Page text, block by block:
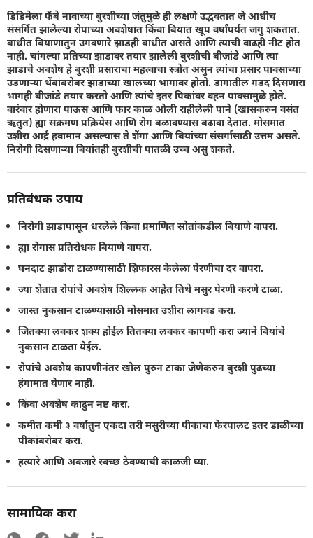
डिडिमेला फॅबे नावाच्या बुरशीच्या जंतुमुळे ही लक्षणे उद्भवतात जे आधीच
संसर्गित झालेल्या रोपाच्या अवशेषात किंवा बियात खूप वर्षांपर्यंत जगु शकतात.
बाधीत बियाणातुन उगवणारे झाडही बाधीत असते आणि त्याची वाढही नीट होत
नाही. चांगल्या प्रतिच्या झाडावर तयार झालेली बुरशीची बीजांडे आणि त्या
झाडाचे अवशेष हे बुरशी प्रसाराचा महत्वाचा स्त्रोत असुन त्यांचा प्रसार पावसाच्या
उडणार्‍या थेंबांबरोबर झाडाच्या खालच्या भागावर होतो. डागातील गडद दिसणारा
भागही बीजांडे तयार करतो आणि त्यांचे इतर पिकांवर वहन पावसामुळे होते.
वारंवार होणारा पाऊस आणि फार काळ ओली राहीलेली पाने (खासकरुन वसंत
ऋतुत) ह्या संक्रमण प्रक्रियेस आणि रोग बळावण्यास बढावा देतात. मोसमात
उशीरा आर्द्र हवामान असल्यास ते शेंगा आणि बियांच्या संसर्गासाठी उत्तम असते.
निरोगी दिसणार्‍या बियांतही बुरशीची पातळी उच्च असु शकते.
प्रतिबंधक उपाय
निरोगी झाडापासून धरलेले किंवा प्रमाणित स्रोतांकडील बियाणे वापरा.
ह्या रोगास प्रतिरोधक बियाणे वापरा.
घनदाट झाडोरा टाळण्यासाठी शिफारस केलेला पेरणीचा दर वापरा.
ज्या शेतात रोपांचे अवशेष शिल्लक आहेत तिथे मसुर पेरणी करणे टाळा.
जास्त नुकसान टाळण्यासाठी मोसमात उशीरा लागवड करा.
जितक्या लवकर शक्य होईल तितक्या लवकर कापणी करा ज्याने बियांचे
नुकसान टाळता येईल.
रोपांचे अवशेष कापणीनंतर खोल पुरुन टाका जेणेकरुन बुरशी पुढच्या
हंगामात येणार नाही.
किंवा अवशेष काढुन नष्ट करा.
कमीत कमी ३ वर्षातुन एकदा तरी मसुरीच्या पीकाचा फेरपालट इतर डाळींच्या
पीकांबरोबर करा.
हत्यारे आणि अवजारे स्वच्छ ठेवण्याची काळजी घ्या.
सामायिक करा